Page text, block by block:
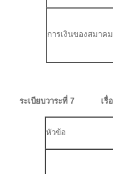
การเงินของสมาคม
ระเบียบวาระที่ 7 เรื่อ
หัวข้อ